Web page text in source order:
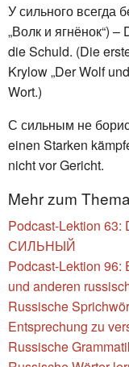
У сильного всегда
„Волк и ягнёнок“)
die Schuld. (Die
Krylow „Der Wolf
Wort.)
С сильным не
einen Starken
nicht vor Gericht.
Mehr zum Thema
Podcast-Lektion 63:
СИЛЬНЫЙ
Podcast-Lektion
und anderen
Russische
Entsprechung zu
Russische